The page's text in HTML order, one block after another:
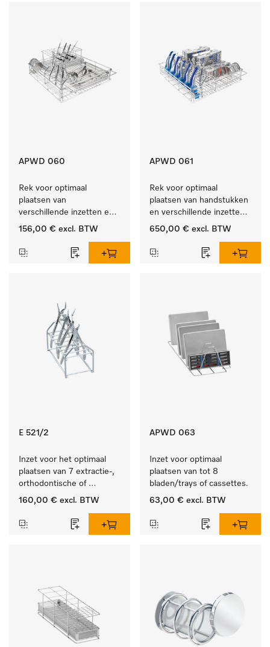
APWD 060
Rek voor optimaal
plaatsen van
verschillende inzetten en
zeefschalen.
156,00 € excl. BTW
APWD 061
Rek voor optimaal
plaatsen van handstukken
en verschillende inzetten
en zeefschalen.
650,00 € excl. BTW
E 521/2
Inzet voor het optimaal
plaatsen van 7 extractie-,
orthodontische of
techniektangen.
160,00 € excl. BTW
APWD 063
Inzet voor optimaal
plaatsen van tot 8
bladen/trays of cassettes.
63,00 € excl. BTW